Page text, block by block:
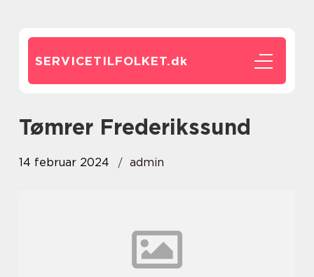
SERVICETILFOLKET.dk
Tømrer Frederikssund
14 februar 2024 admin